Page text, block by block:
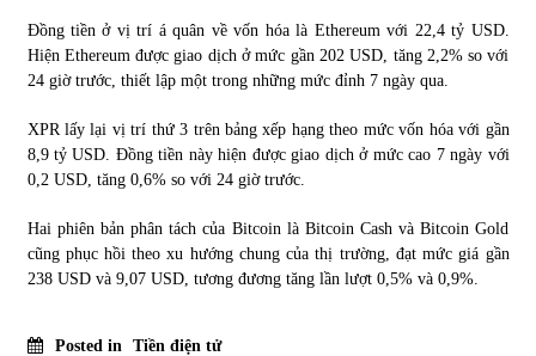
Đồng tiền ở vị trí á quân về vốn hóa là Ethereum với 22,4 tỷ USD.
Hiện Ethereum được giao dịch ở mức gần 202 USD, tăng 2,2% so với
24 giờ trước, thiết lập một trong những mức đỉnh 7 ngày qua.
XPR lấy lại vị trí thứ 3 trên bảng xếp hạng theo mức vốn hóa với gần
8,9 tỷ USD. Đồng tiền này hiện được giao dịch ở mức cao 7 ngày với
0,2 USD, tăng 0,6% so với 24 giờ trước.
Hai phiên bản phân tách của Bitcoin là Bitcoin Cash và Bitcoin Gold
cũng phục hồi theo xu hướng chung của thị trường, đạt mức giá gần
238 USD và 9,07 USD, tương đương tăng lần lượt 0,5% và 0,9%.
Posted in Tiền điện tử